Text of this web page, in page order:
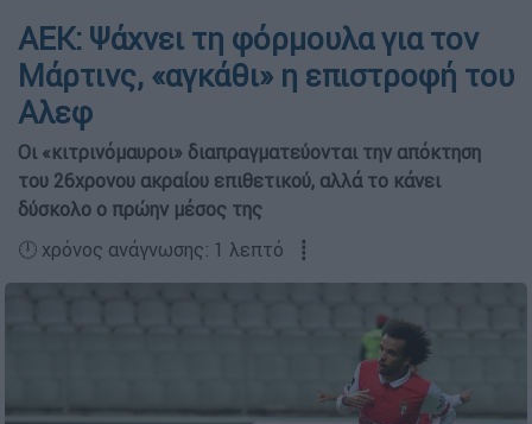
ΑΕΚ: Ψάχνει τη φόρμουλα για τον
Μάρτινς, «αγκάθι» η επιστροφή του
Αλεφ
Οι «κιτρινόμαυροι» διαπραγματεύονται την απόκτηση
του 26χρονου ακραίου επιθετικού, αλλά το κάνει
δύσκολο ο πρώην μέσος της
🕛 χρόνος ανάγνωσης: 1 λεπτό ┋